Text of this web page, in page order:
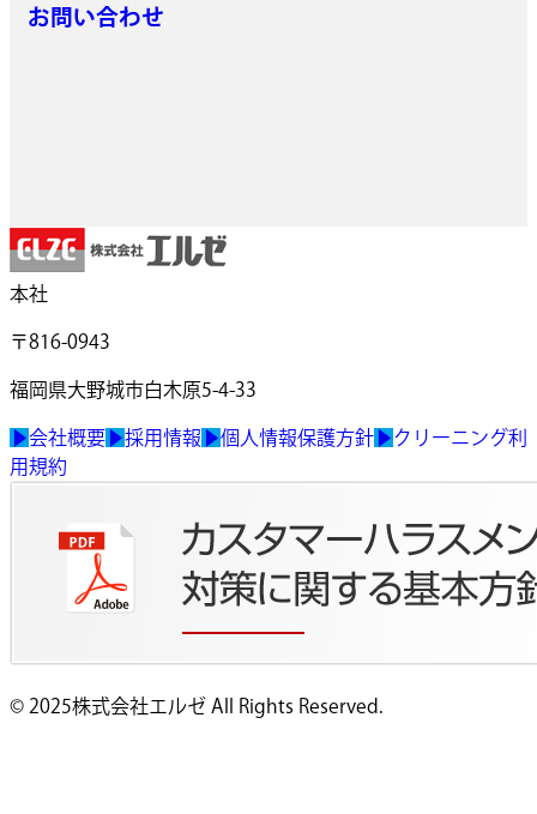
お問い合わせ
本社
〒816-0943
福岡県大野城市白木原5-4-33
▶会社概要 ▶採用情報 ▶個人情報保護方針 ▶ クリーニング利
用規約
© 2025株式会社エルゼ All Rights Reserved.